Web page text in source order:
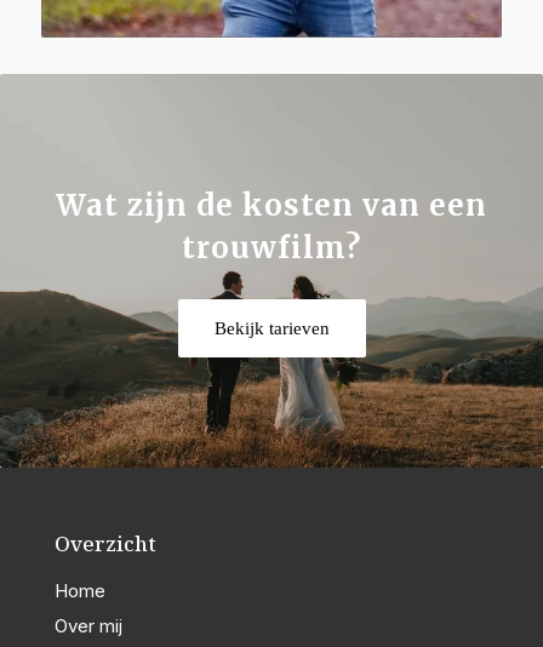
Wat zijn de kosten van een
trouwfilm?
Bekijk tarieven
Overzicht
Home
Over mij